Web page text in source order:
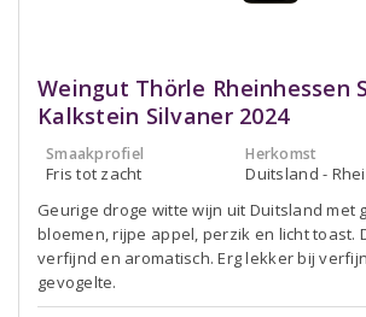
Weingut Thörle Rheinhessen
Kalkstein Silvaner 2024
Smaakprofiel
Fris tot zacht
Herkomst
Duitsland -
Geurige droge witte wijn uit Duitsland met
bloemen, rijpe appel, perzik en licht toast.
verfijnd en aromatisch. Erg lekker bij
gevogelte.